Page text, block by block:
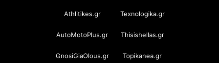
Athlitikes.gr Texnologika.gr
AutoMotoPlus.gr Thisishellas.gr
GnosiGiaOlous.gr Topikanea.gr